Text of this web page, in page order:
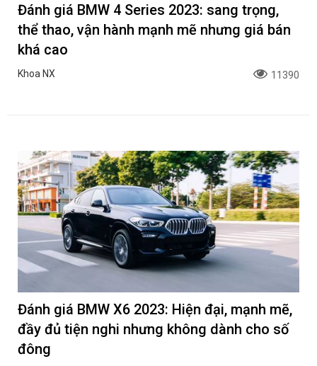
Đánh giá BMW 4 Series 2023: sang trọng,
thể thao, vận hành mạnh mẽ nhưng giá bán
khá cao
Khoa NX 11390
Đánh giá BMW X6 2023: Hiện đại, mạnh mẽ,
đầy đủ tiện nghi nhưng không dành cho số
đông